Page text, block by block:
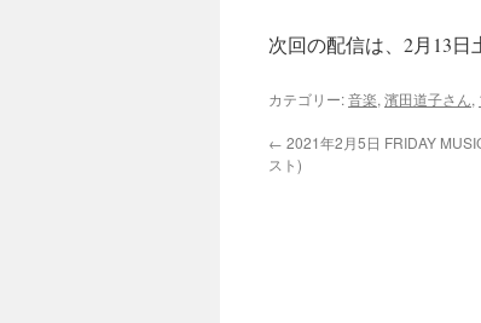
次回の配信は、2月13日
カテゴリー:音楽, 濱田道子さん,
← 2021年2月5日 FRIDAY
スト)